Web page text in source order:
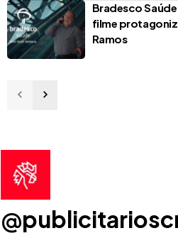
Bradesco
filme
Ramos